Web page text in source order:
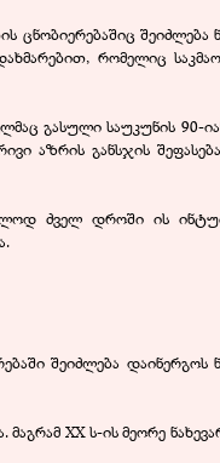
შეიძლება
რომელიც
გასული საუკუნის 90-
აზრის განსჯის
ძველ დროში ის
შეიძლება დაინერგოს
მაგრამ XX ს-ის მეორე